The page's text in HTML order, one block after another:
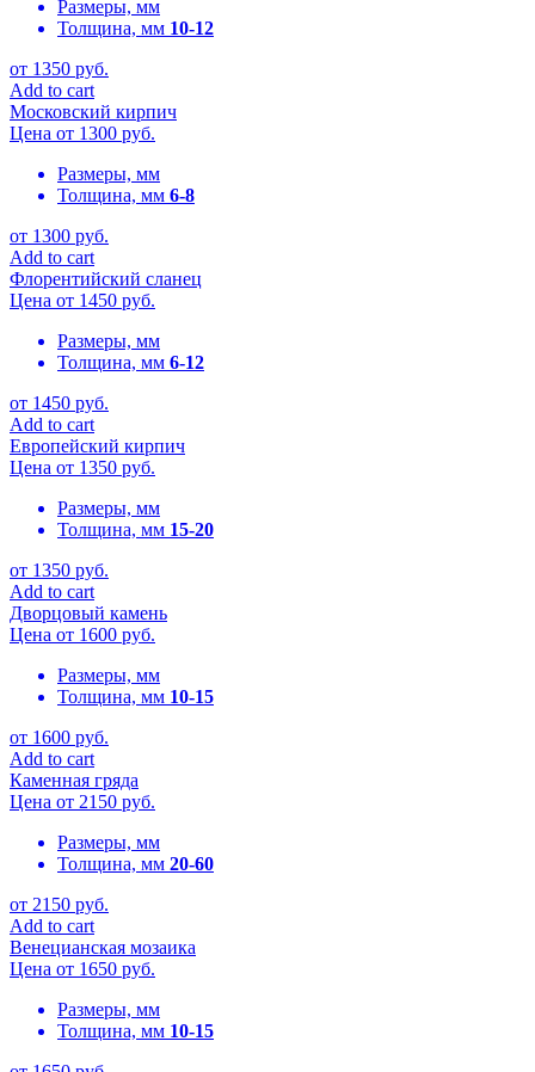
Размеры, мм
Толщина, мм 10-12
от 1350 руб.
Add to cart
Московский кирпич
Цена от 1300 руб.
Размеры, мм
Толщина, мм 6-8
от 1300 руб.
Add to cart
Флорентийский сланец
Цена от 1450 руб.
Размеры, мм
Толщина, мм 6-12
от 1450 руб.
Add to cart
Европейский кирпич
Цена от 1350 руб.
Размеры, мм
Толщина, мм 15-20
от 1350 руб.
Add to cart
Дворцовый камень
Цена от 1600 руб.
Размеры, мм
Толщина, мм 10-15
от 1600 руб.
Add to cart
Каменная гряда
Цена от 2150 руб.
Размеры, мм
Толщина, мм 20-60
от 2150 руб.
Add to cart
Венецианская мозаика
Цена от 1650 руб.
Размеры, мм
Толщина, мм 10-15